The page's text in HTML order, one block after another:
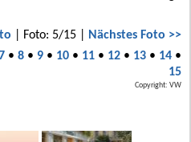
| Foto: 5/15 | Nächstes Foto >>
• 8• 9• 10• 11• 12• 13• 14•
15
Copyright: VW